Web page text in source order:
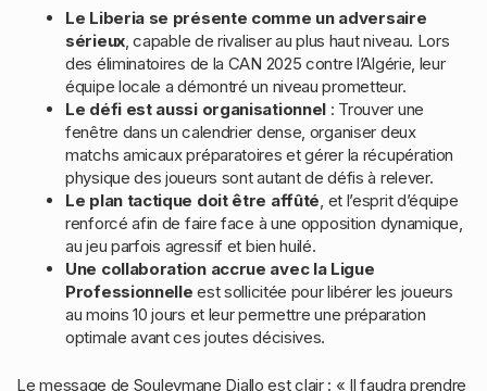
Le Liberia se présente comme un adversaire
sérieux, capable de rivaliser au plus haut niveau. Lors
des éliminatoires de la CAN 2025 contre l’Algérie, leur
équipe locale a démontré un niveau prometteur.
Le défi est aussi organisationnel : Trouver une
fenêtre dans un calendrier dense, organiser deux
matchs amicaux préparatoires et gérer la récupération
physique des joueurs sont autant de défis à relever.
Le plan tactique doit être affûté, et l’esprit d’équipe
renforcé afin de faire face à une opposition dynamique,
au jeu parfois agressif et bien huilé.
Une collaboration accrue avec la Ligue
Professionnelle est sollicitée pour libérer les joueurs
au moins 10 jours et leur permettre une préparation
optimale avant ces joutes décisives.
Le message de Souleymane Diallo est clair : « Il faudra prendre